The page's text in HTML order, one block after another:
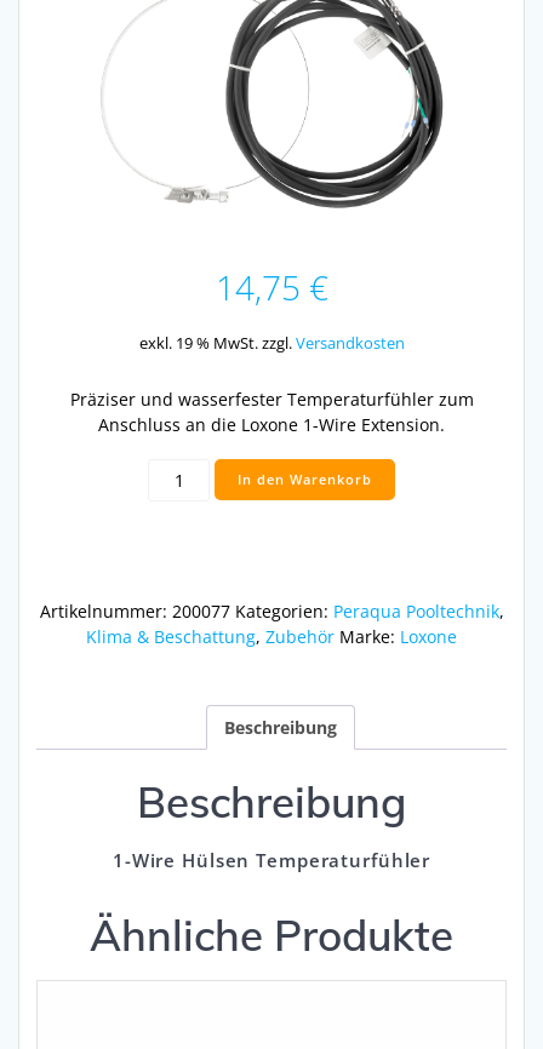
14,75 €
exkl. 19 % MwSt. zzgl.Versandkosten
Präziser und wasserfester Temperaturfühler zum
Anschluss an die Loxone 1-Wire Extension.
1-
Wire
In den Warenkorb
Artikelnummer: 200077 Kategorien: Peraqua Pooltechnik,
Klima & Beschattung, Zubehör Marke: Loxone
Beschreibung
Beschreibung
1-Wire Hülsen Temperaturfühler
Ähnliche Produkte